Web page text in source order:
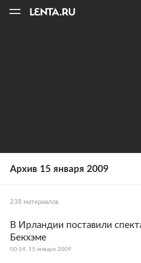
Архив 15 января 2009
238 материалов
Все рубрики
Мир
В Ирландии поставили
Бекхэме
00:14, 15 января 2009